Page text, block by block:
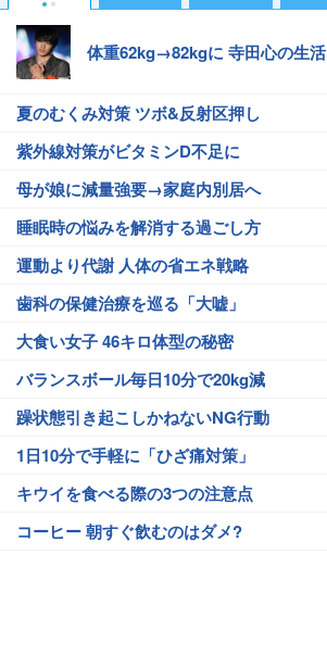
体重62kg→82kgに 寺田心の生活
夏のむくみ対策 ツボ&反射区押し
紫外線対策がビタミンD不足に
母が娘に減量強要→家庭内別居へ
睡眠時の悩みを解消する過ごし方
運動より代謝 人体の省エネ戦略
歯科の保健治療を巡る「大嘘」
大食い女子 46キロ体型の秘密
バランスボール毎日10分で20kg減
躁状態引き起こしかねないNG行動
1日10分で手軽に「ひざ痛対策」
キウイを食べる際の3つの注意点
コーヒー 朝すぐ飲むのはダメ?